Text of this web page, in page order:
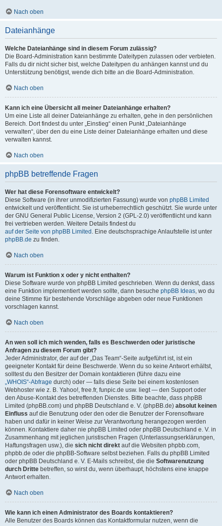
Nach oben
Dateianhänge
Welche Dateianhänge sind in diesem Forum zulässig?
Die Board-Administration kann bestimmte Dateitypen zulassen oder verbieten.
Falls du dir nicht sicher bist, welche Dateitypen du anhängen kannst und du
Unterstützung benötigst, wende dich bitte an die Board-Administration.
Nach oben
Kann ich eine Übersicht all meiner Dateianhänge erhalten?
Um eine Liste all deiner Dateianhänge zu erhalten, gehe in den persönlichen
Bereich. Dort findest du unter „Einstieg“ einen Punkt „Dateianhänge
verwalten“, über den du eine Liste deiner Dateianhänge erhalten und diese
verwalten kannst.
Nach oben
phpBB betreffende Fragen
Wer hat diese Forensoftware entwickelt?
Diese Software (in ihrer unmodifizierten Fassung) wurde von phpBB Limited
entwickelt und veröffentlicht. Sie ist urheberrechtlich geschützt. Sie wurde unter
der GNU General Public License, Version 2 (GPL-2.0) veröffentlicht und kann
frei vertrieben werden. Weitere Details findest du
auf der Seite von phpBB Limited . Eine deutschsprachige Anlaufstelle ist unter
phpBB.de zu finden.
Nach oben
Warum ist Funktion x oder y nicht enthalten?
Diese Software wurde von phpBB Limited geschrieben. Wenn du denkst, dass
eine Funktion implementiert werden sollte, dann besuche phpBB Ideas, wo du
deine Stimme für bestehende Vorschläge abgeben oder neue Funktionen
vorschlagen kannst.
Nach oben
An wen soll ich mich wenden, falls es Beschwerden oder juristische
Anfragen zu diesem Forum gibt?
Jeder Administrator, der auf der „Das Team“-Seite aufgeführt ist, ist ein
geeigneter Kontakt für deine Beschwerde. Wenn du so keine Antwort erhältst,
solltest du den Besitzer der Domain kontaktieren (führe dazu eine
„WHOIS“-Abfrage durch) oder — falls diese Seite bei einem kostenlosen
Webhoster wie z. B. Yahoo!, free.fr, funpic.de usw. liegt — den Support oder
den Abuse-Kontakt des betreffenden Dienstes. Bitte beachte, dass phpBB
Limited (phpBB.com) und phpBB Deutschland e. V. (phpBB.de) absolut keinen
Einfluss auf die Benutzung oder den oder die Benutzer der Forensoftware
haben und dafür in keiner Weise zur Verantwortung herangezogen werden
können. Kontaktiere daher nie phpBB Limited oder phpBB Deutschland e. V. in
Zusammenhang mit jeglichen juristischen Fragen (Unterlassungserklärungen,
Haftungsfragen usw.), die sich nicht direkt auf die Websiten phpbb.com,
phpbb.de oder die phpBB-Software selbst beziehen. Falls du phpBB Limited
oder phpBB Deutschland e. V. E-Mails schreibst, die die Softwarenutzung
durch Dritte betreffen, so wirst du, wenn überhaupt, höchstens eine knappe
Antwort erhalten.
Nach oben
Wie kann ich einen Administrator des Boards kontaktieren?
Alle Benutzer des Boards können das Kontaktformular nutzen, wenn die